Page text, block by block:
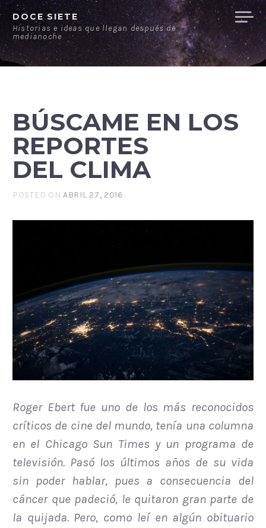
Ir
al
contenido
DOCE SIETE
Historias e ideas que llegan después de
medianoche
BÚSCAME EN LOS
REPORTES
DEL CLIMA
POSTED ONABRIL 27, 2016
Roger Ebert fue uno de los más reconocidos
críticos de cine del mundo, tenía una columna
en el Chicago Sun Times y un programa de
televisión. Pasó los últimos años de su vida
sin poder hablar, pues a consecuencia del
cáncer que padeció, le quitaron gran parte de
la quijada. Pero, como leí en algún obituario